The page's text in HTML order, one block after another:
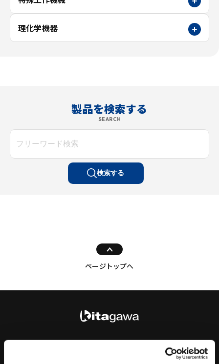
理化学機器
製品を検索する
SEARCH
検索する
ページトップへ